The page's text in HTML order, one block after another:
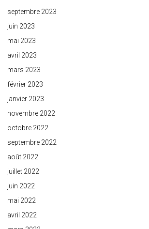
septembre 2023
juin 2023
mai 2023
avril 2023
mars 2023
février 2023
janvier 2023
novembre 2022
octobre 2022
septembre 2022
août 2022
juillet 2022
juin 2022
mai 2022
avril 2022